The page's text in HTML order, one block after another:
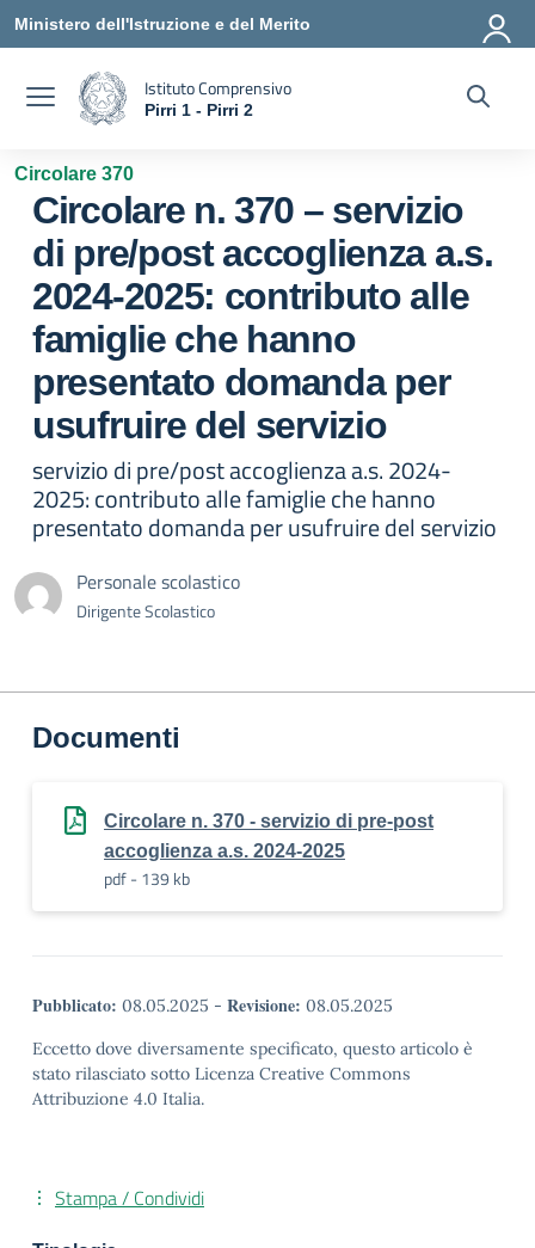
Vai ai contenuti
Vai al menu di navigazione
Vai al footer
Ministero dell'Istruzione e del Merito
Istituto Comprensivo
Pirri 1 - Pirri 2
Circolare 370
Circolare n. 370 – servizio
di pre/post accoglienza a.s.
2024-2025: contributo alle
famiglie che hanno
presentato domanda per
usufruire del servizio
servizio di pre/post accoglienza a.s. 2024-
2025: contributo alle famiglie che hanno
presentato domanda per usufruire del servizio
Personale scolastico
Dirigente Scolastico
Documenti
Circolare n. 370 - servizio di pre-post
accoglienza a.s. 2024-2025
pdf - 139 kb
Pubblicato: 08.05.2025 - Revisione: 08.05.2025
Eccetto dove diversamente specificato, questo articolo è
stato rilasciato sotto Licenza Creative Commons
Attribuzione 4.0 Italia.
Stampa / Condividi